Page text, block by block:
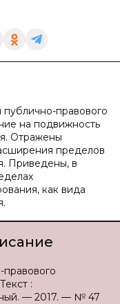
правового
на подвижность
Отражены
пределов
Приведены, в
как вида
:
— 2017. — № 47